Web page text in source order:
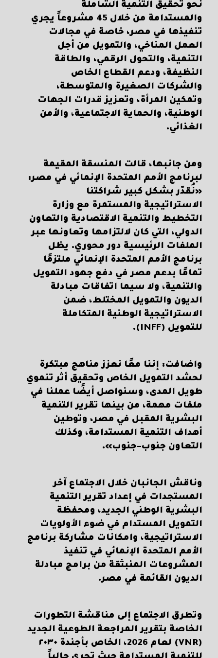
نحو تحقيق التنمية الشاملة
والمستدامة من خلال 45 مشروعاً يجري
تنفيذها في مصر، خاصة في مجالات
العمل المناخي، والتمويل من أجل
التنمية، والتحول الرقمي، والطاقة
النظيفة، ودعم القطاع الخاص
والشركات الصغيرة والمتوسطة،
وتمكين المرأة، وتعزيز قدرات الجهات
الوطنية، والحماية الاجتماعية، والأمن
الغذائي.
ومن جانبها، قالت المنسقة المقيمة
لبرنامج الأمم المتحدة الإنمائي في مصر:
«نُقدّر بشكل كبير شراكتنا
الاستراتيجية والمستمرة مع وزارة
التخطيط والتنمية الاقتصادية والتعاون
الدولي، التي كان لالتزامها وتعاونها عبر
الملفات الرئيسية دور محوري. يظل
برنامج الأمم المتحدة الإنمائي ملتزمًا
تمامًا بدعم مصر في دفع جهود التمويل
والتنمية، ولا سيما اتفاقات مبادلة
الديون والتمويل المختلط، ضمن
الاستراتيجية الوطنية المتكاملة
للتمويل (INFF).
واضافت: إننا معًا نعزز مناهج مبتكرة
لحشد التمويل الخاص وتحقيق أثر تنموي
طويل المدى، وسنواصل أيضًا عملنا في
ملفات مهمة، من بينها تقرير التنمية
البشرية المقبل في مصر، وتوطين
أهداف التنمية المستدامة، وكذلك
التعاون جنوب–جنوب».
وناقش الجانبان خلال الاجتماع آخر
المستجدات في إعداد تقرير التنمية
البشرية الوطني الجديد، ومحفظة
التمويل المستدام في ضوء الأولويات
الاستراتيجية، وامكانات مشاركة برنامج
الأمم المتحدة الإنمائي في تنفيذ
المشروعات المنبثقة من برامج مبادلة
الديون القائمة في مصر.
وتطرق الاجتماع إلى مناقشة التطورات
الخاصة بتقرير المراجعة الطوعية الجديد
(VNR) لعام 2026، الخاص بأجندة ٢٠٣٠